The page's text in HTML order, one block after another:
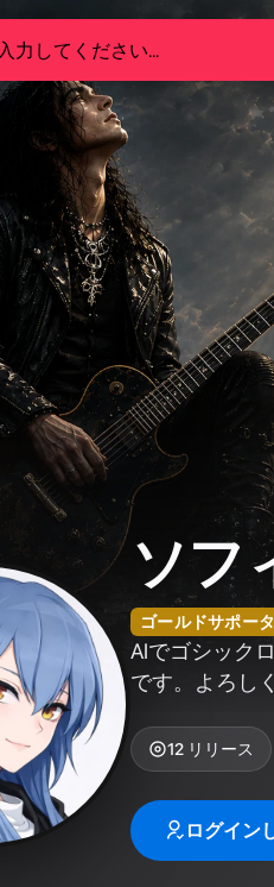
ソフ
ゴールドサポー
AIでゴシック
です。よろし
12 リリース
ログイン